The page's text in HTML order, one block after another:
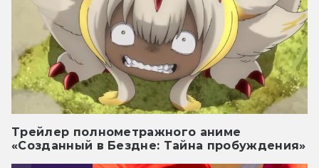
Трейлер полнометражного аниме
«Созданный в Бездне: Тайна пробуждения»